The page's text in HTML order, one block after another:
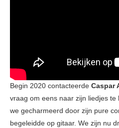
Begin 2020 contacteerde Caspar
vraag om eens naar zijn liedjes te
we gecharmeerd door zijn pure
begeleidde op gitaar. We zijn nu